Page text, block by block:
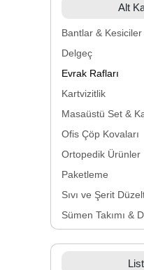
Alt
Bantlar & Kesiciler
Delgeç
Evrak Rafları
Kartvizitlik
Masaüstü Set &
Ofis Çöp Kovaları
Ortopedik Ürünler
Paketleme
Sıvı ve Şerit
Sümen Takımı &